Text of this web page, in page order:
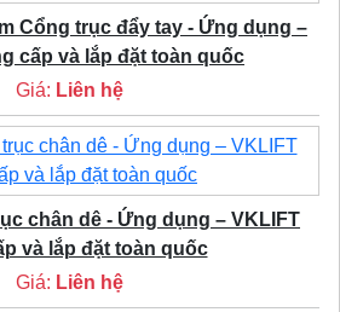
Cổng trục đẩy tay - Ứng dụng –
cấp và lắp đặt toàn quốc
Giá: Liên hệ
chân dê - Ứng dụng – VKLIFT
và lắp đặt toàn quốc
Giá: Liên hệ